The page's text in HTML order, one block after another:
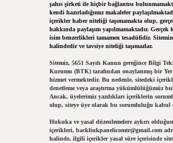
şahıs şirketi ile hiçbir bağlantısı
kendi hazırladığımız makaleler
içerikler haber niteliği taşımamakta olup,
hakkında paylaşım yapılmamaktadır.
isim benzerlikleri tamamen tesadüfidir.
halindedir ve tavsiye niteliği taşımazlar.
Sitemiz, 5651 Sayılı Kanun gereğince Bilgi
Kurumu (BTK) tarafından onaylanmış bir Yer
hizmet vermektedir. Bu nedenle, sitedeki
denetleme veya araştırma yükümlülüğümüz
Ancak, üyelerimiz yazdıkları içeriklerin
olup, siteye üye olarak bu sorumluluğu kabul
Hukuka ve yasal düzenlemelere aykırı
içerikleri, backlinkpanelicomtr@gmail.com
halinde, ilgili içerikler yasal süre içerisinde